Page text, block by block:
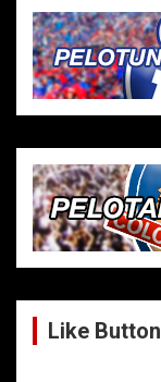
Like Button